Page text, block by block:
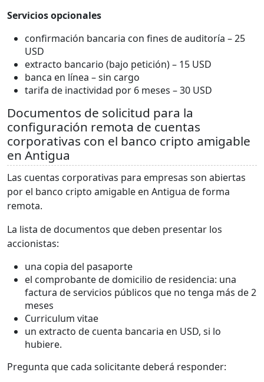
Servicios opcionales
confirmación bancaria con fines de auditoría – 25
USD
extracto bancario (bajo petición) – 15 USD
banca en línea – sin cargo
tarifa de inactividad por 6 meses – 30 USD
Documentos de solicitud para la
configuración remota de cuentas
corporativas con el banco cripto amigable
en Antigua
Las cuentas corporativas para empresas son abiertas
por el banco cripto amigable en Antigua de forma
remota.
La lista de documentos que deben presentar los
accionistas:
una copia del pasaporte
el comprobante de domicilio de residencia: una
factura de servicios públicos que no tenga más de 2
meses
Curriculum vitae
un extracto de cuenta bancaria en USD, si lo
hubiere.
Pregunta que cada solicitante deberá responder: